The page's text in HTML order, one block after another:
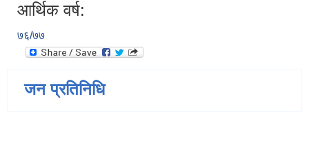
आर्थिक वर्ष:
७६/७७
जन प्रतिनिधि